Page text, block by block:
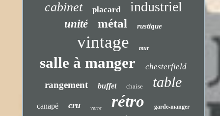
cabinet placard industriel
unité métal rustique
vintage mur
salle à manger chesterfield
rangement buffet chaise table
canapé cru verre rétro garde-manger